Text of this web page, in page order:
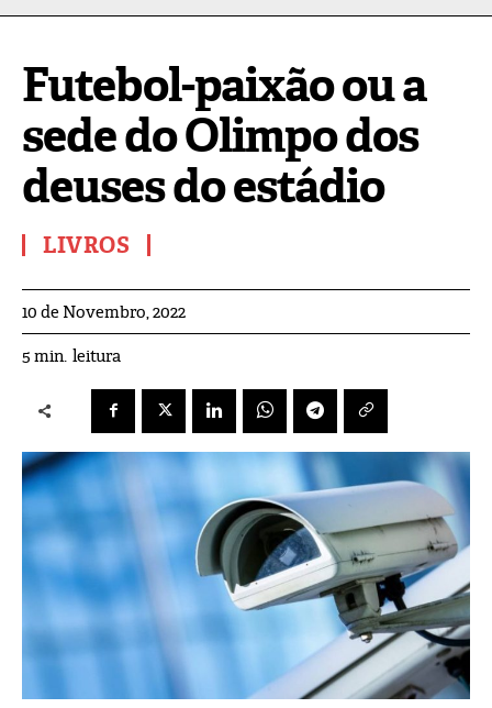
Futebol-paixão ou a
sede do Olimpo dos
deuses do estádio
LIVROS
10 de Novembro, 2022
5 min. leitura